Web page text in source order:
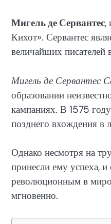
Мигель де Сервантес,
Кихот». Сервантес
величайших писателей
Мигель де Сервантес
образовании
кампаниях. В 1575
позднего вхождения в
Однако несмотря на
принесли ему успеха,
революционным в
мгновенно.